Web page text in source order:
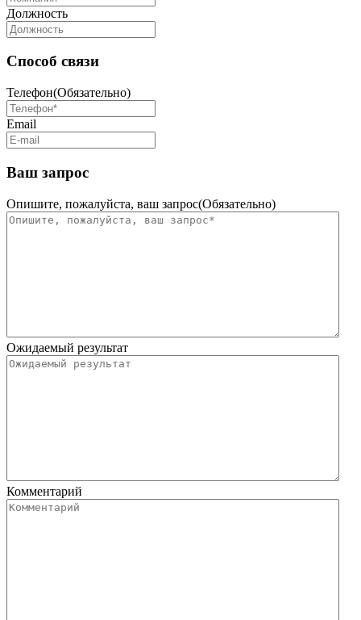
Должность
Способ связи
Телефон(Обязательно)
Email
Ваш запрос
Опишите, пожалуйста, ваш запрос(Обязательно)
Ожидаемый результат
Комментарий